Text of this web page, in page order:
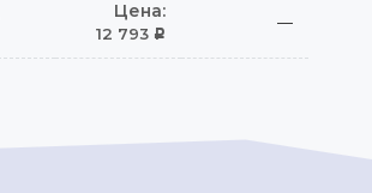
Цена:
12 793 Р
—